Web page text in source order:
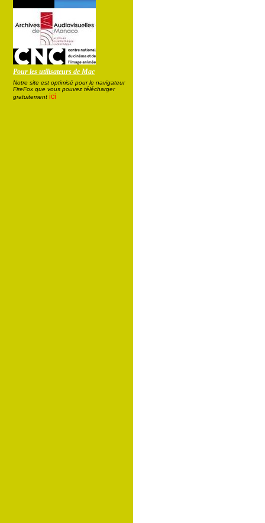
Pour les utilisateurs de Mac
Notre site est optimisé pour le navigateur
FireFox que vous pouvez télécharger
gratuitement ici